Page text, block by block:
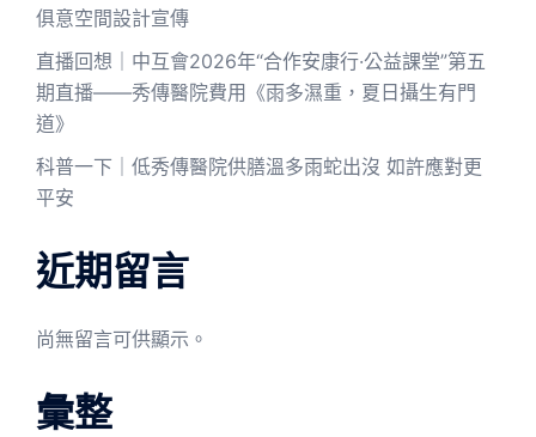
俱意空間設計宣傳
直播回想｜中互會2026年“合作安康行·公益課堂”第五
期直播——秀傳醫院費用《雨多濕重，夏日攝生有門
道》
科普一下｜低秀傳醫院供膳溫多雨蛇出沒 如許應對更
平安
近期留言
尚無留言可供顯示。
彙整